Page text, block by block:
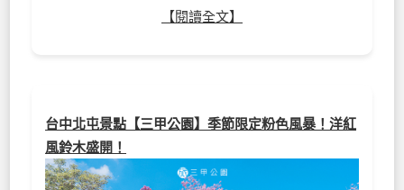
【閱讀全文】
台中北屯景點【三甲公園】季節限定粉色風暴！洋紅
風鈴木盛開！